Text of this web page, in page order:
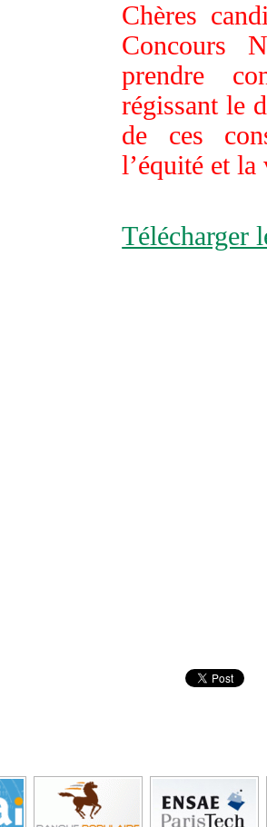
Chères
Concours
prendre
régissant le
de ces
l’équité et
Télécharger